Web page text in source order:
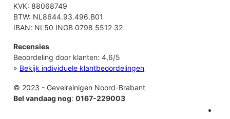
KVK: 88068749
BTW: NL8644.93.496.B01
IBAN: NL50 INGB 0798 5512 32
Recensies
Beoordeling door klanten:4,6/5
» Bekijk individuele klantbeoordelingen
© 2023 - Gevelreinigen Noord-Brabant
Bel vandaag nog:0167-229003